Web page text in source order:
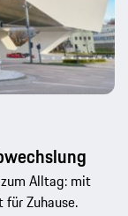
Alltag: mit
Zuhause.